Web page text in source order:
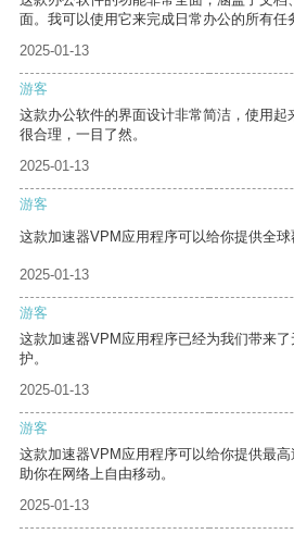
面。我可以使用它来完成日常办公的所有任
2025-01-13
游客
这款办公软件的界面设计非常简洁，使用起
很合理，一目了然。
2025-01-13
游客
这款加速器VPM应用程序可以给你提供全球
2025-01-13
游客
这款加速器VPM应用程序已经为我们带来
护。
2025-01-13
游客
这款加速器VPM应用程序可以给你提供最
助你在网络上自由移动。
2025-01-13